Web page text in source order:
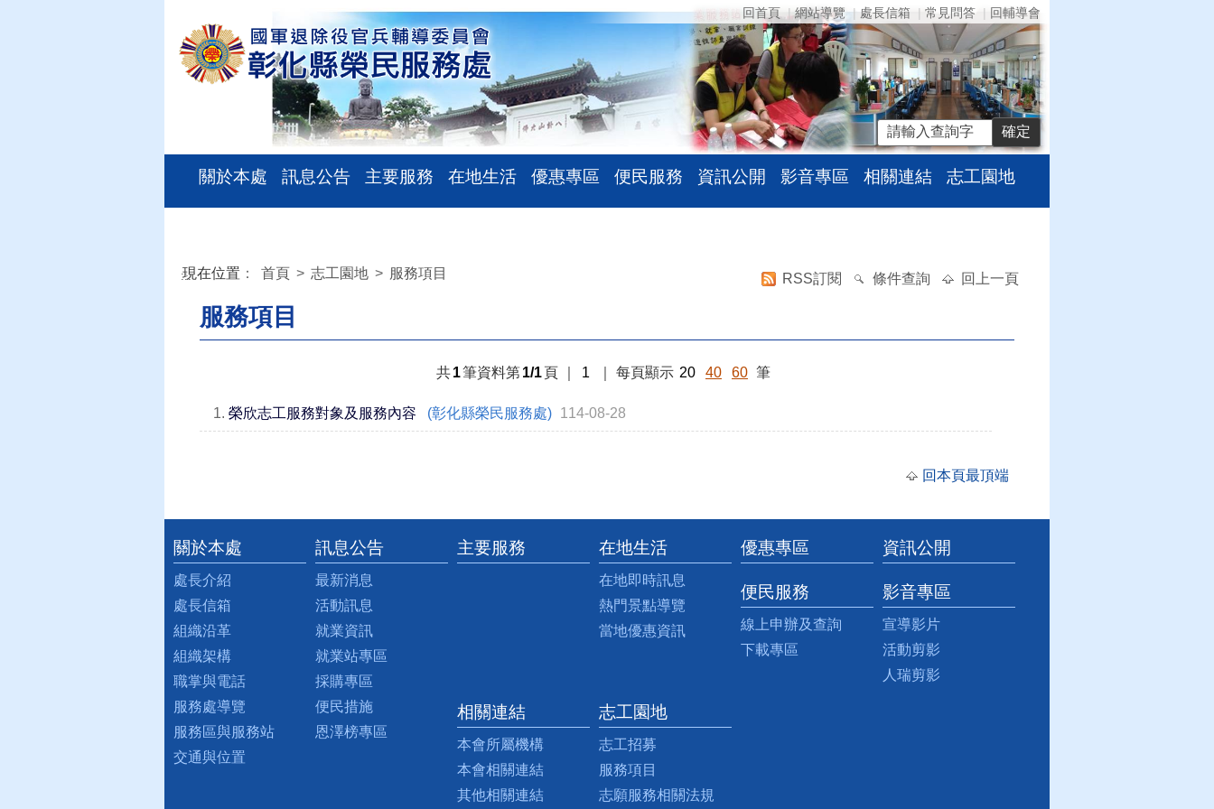
回首頁 網站導覽 處長信箱 常見問答 回輔導會
關於本處 訊息公告 主要服務 在地生活 優惠專區 便民服務 資訊公開 影音專區 相關連結 志工園地
:::
現在位置 ： 首頁 > 志工園地 > 服務項目 RSS訂閱 條件查詢 回上一頁
服務項目
共1筆資料第1/1頁 1 每頁顯示 20 40 60 筆
1. 榮欣志工服務對象及服務內容 (彰化縣榮民服務處) 114-08-28
回本頁最頂端
:::
關於本處
處長介紹
處長信箱
組織沿革
組織架構
職掌與電話
服務處導覽
服務區與服務站
交通與位置
訊息公告
最新消息
活動訊息
就業資訊
就業站專區
採購專區
便民措施
恩澤榜專區
主要服務 在地生活
在地即時訊息
熱門景點導覽
當地優惠資訊
優惠專區 資訊公開
便民服務
線上申辦及查詢
下載專區
影音專區
宣導影片
活動剪影
人瑞剪影
相關連結
本會所屬機構
本會相關連結
其他相關連結
志工園地
志工招募
服務項目
志願服務相關法規